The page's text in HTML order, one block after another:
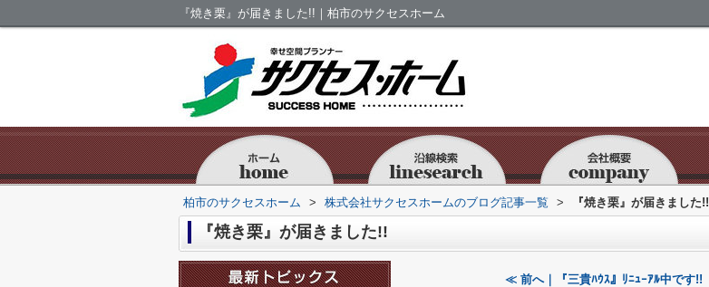
『焼き栗』が届きました!!｜柏市のサクセスホーム
柏市のサクセスホーム > 株式会社サクセスホームのブログ記事一覧 > 『焼き栗』が届きました!!
『焼き栗』が届きました!!
≪ 前へ｜『三貴ﾊｳｽ』ﾘﾆｭｰｱﾙ中です!!